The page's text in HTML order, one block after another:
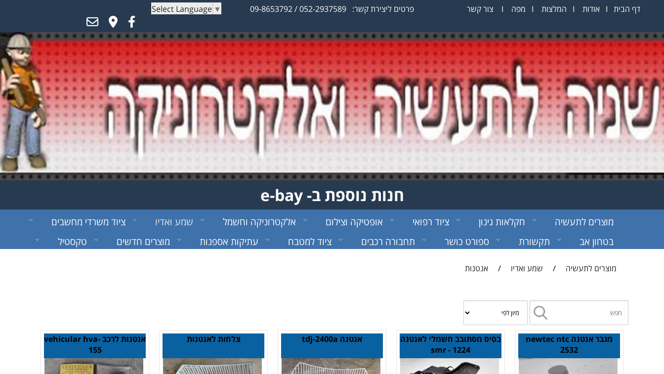
דף הבית אודות המלצות מפה צור קשר פרטים ליצירת קשר: 052-2937589
/ 09-8653792
Select Language ▼
חנות נוספת ב- e-bay
מוצרים לתעשיה חקלאות גינון ציוד רפואי אופטיקה וצילום אלקטרוניקה וחשמל שמע ואדיו
ציוד משרדי מחשבים
בטחון אב
תקשורת ספורט כושר תחבורה רכבים ציוד למטבח עתיקות אספנות מוצרים חדשים טקסטיל
מוצרים לתעשיה / שמע ואדיו / אנטנות
מגבר אנטנה newtec ntc
2532
בסיס מסתובב חשמלי לאנטנה
smr - 1224
אנטנה tdj-2400a צלחות לאנטנות
אנטנות לרכב vehicular hva-
155